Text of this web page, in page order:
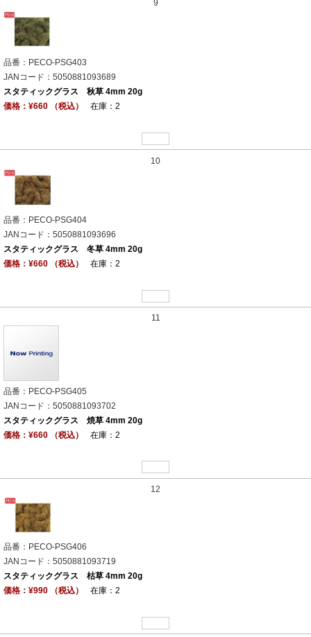
9
品番：PECO-PSG403
JANコード：5050881093689
スタティックグラス 秋草 4mm 20g
価格：¥660 （税込）
在庫：2
10
品番：PECO-PSG404
JANコード：5050881093696
スタティックグラス 冬草 4mm 20g
価格：¥660 （税込）
在庫：2
11
品番：PECO-PSG405
JANコード：5050881093702
スタティックグラス 焼草 4mm 20g
価格：¥660 （税込）
在庫：2
12
品番：PECO-PSG406
JANコード：5050881093719
スタティックグラス 枯草 4mm 20g
価格：¥990 （税込）
在庫：2